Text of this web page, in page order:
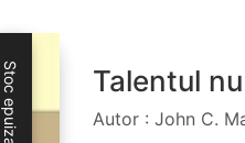
Stoc epuizat Talentul
Autor : John C.